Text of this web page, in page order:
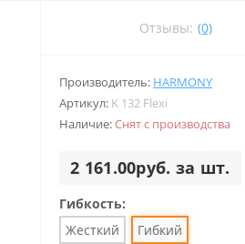
Отзывы: (0)
Производитель: HARMONY
Артикул: K 132 Flexi
Наличие:Снят с производства
2 161.00руб. за шт.
Гибкость:
Жесткий
Гибкий